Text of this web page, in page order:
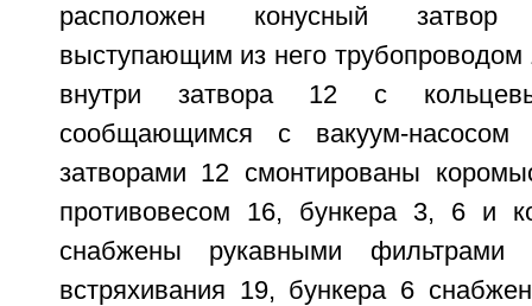
расположен конусный
выступающим из него
внутри затвора 12 с
сообщающимся с вакуум-
затворами 12 смонтированы
противовесом 16, бункера 3, 6 и
снабжены рукавными фильтрами
встряхивания 19, бункера 6